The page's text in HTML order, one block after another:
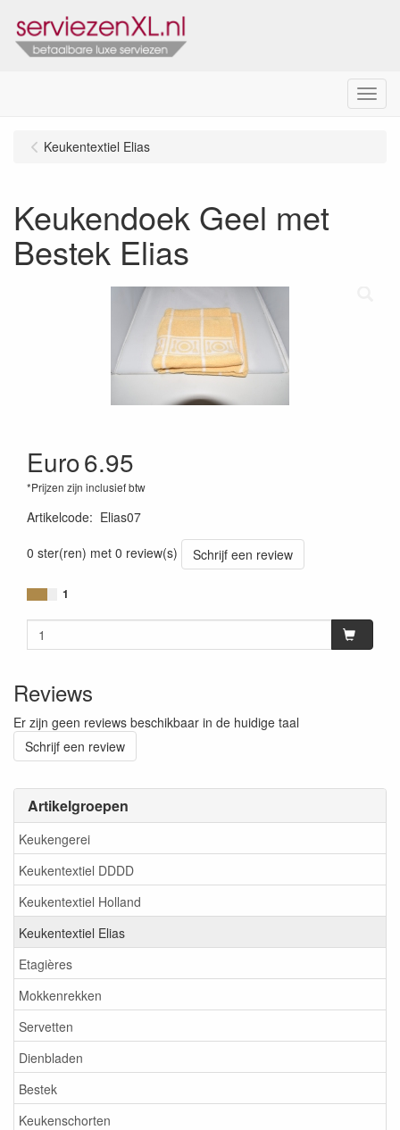
Menu
Artikelgroepen
Keukengerei
Keukentextiel DDDD
Keukentextiel Holland
Keukentextiel Elias
Etagières
Mokkenrekken
Servetten
Dienbladen
Bestek
Keukenschorten
Keukentextiel Elias
Keukendoek Geel met
Bestek Elias
Euro6.95
*Prijzen zijn inclusief btw
Artikelcode: Elias07
0 ster(ren) met 0 review(s)
Schrijf een review
1
Reviews
Er zijn geen reviews beschikbaar in de huidige taal
Schrijf een review